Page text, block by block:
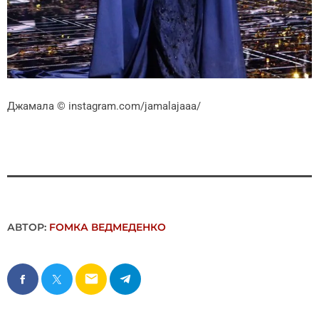
Джамала © instagram.com/jamalajaaa/
АВТОР: FОMКА ВЕДМЕДЕНКО
email